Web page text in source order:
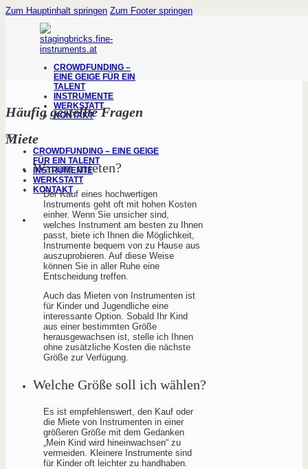
Zum Hauptinhalt springen Zum Footer springen
CROWDFUNDING –
EINE GEIGE FÜR EIN
TALENT
INSTRUMENTE
WERKSTATT
KONTAKT
CROWDFUNDING – EINE GEIGE
FÜR EIN TALENT
INSTRUMENTE
WERKSTATT
KONTAKT
Häufig gestellte Fragen
Miete
Warum mieten?
Der Kauf eines hochwertigen
Instruments geht oft mit hohen Kosten
einher. Wenn Sie unsicher sind,
welches Instrument am besten zu Ihnen
passt, biete ich Ihnen die Möglichkeit,
Instrumente bequem von zu Hause aus
auszuprobieren. Auf diese Weise
können Sie in aller Ruhe eine
Entscheidung treffen.
Auch das Mieten von Instrumenten ist
für Kinder und Jugendliche eine
interessante Option. Sobald Ihr Kind
aus einer bestimmten Größe
herausgewachsen ist, stelle ich Ihnen
ohne zusätzliche Kosten die nächste
Größe zur Verfügung.
Welche Größe soll ich wählen?
Es ist empfehlenswert, den Kauf oder
die Miete von Instrumenten in einer
größeren Größe mit dem Gedanken
„Mein Kind wird hineinwachsen“ zu
vermeiden. Kleinere Instrumente sind
für Kinder oft leichter zu handhaben.